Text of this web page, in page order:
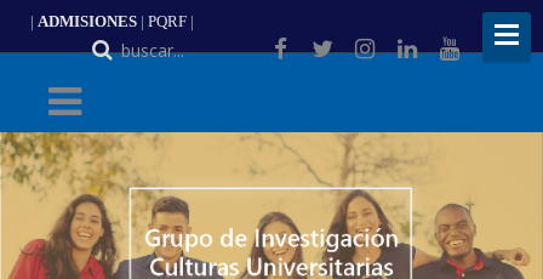
| ADMISIONES | PQRF |
ES